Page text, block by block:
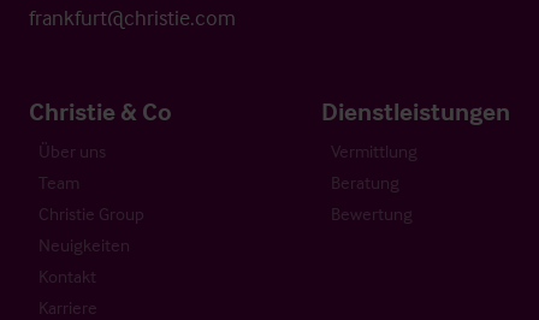
frankfurt@christie.com
Christie & Co
Über uns
Team
Christie Group
Neuigkeiten
Kontakt
Karriere
Dienstleistungen
Vermittlung
Beratung
Bewertung